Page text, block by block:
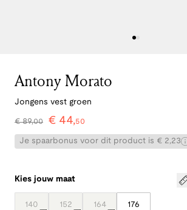
Antony Morato
Jongens vest groen
€89,00 € 44,50
Je spaarbonus voor dit product is € 2,23
Kies jouw maat
140 152 164 176